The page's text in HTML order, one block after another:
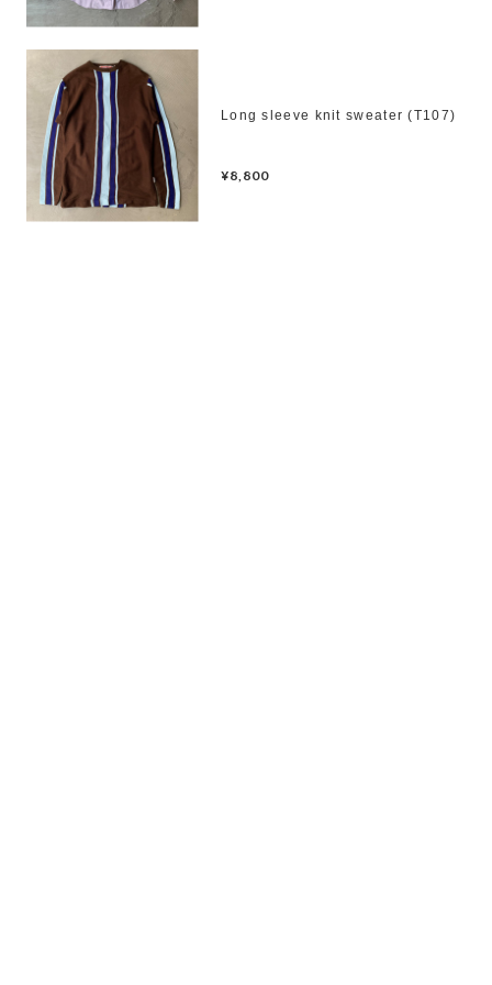
Long sleeve knit sweater (T107)
¥8,800